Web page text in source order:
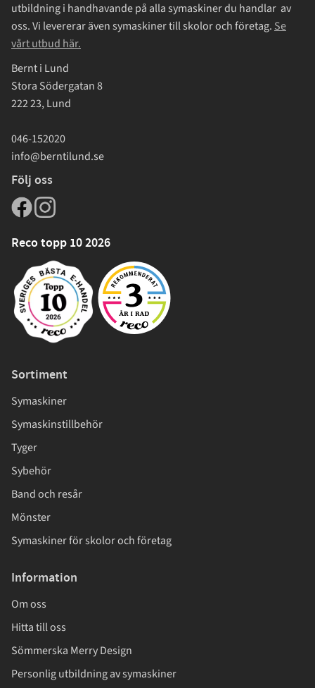
utbildning i handhavande på alla symaskiner du handlar av
oss. Vi levererar även symaskiner till skolor och företag. Se
vårt utbud här.
Bernt i Lund
Stora Södergatan 8
222 23, Lund
046-152020
info@berntilund.se
Följ oss
Reco topp 10 2026
Sortiment
Symaskiner
Symaskinstillbehör
Tyger
Sybehör
Band och resår
Mönster
Symaskiner för skolor och företag
Information
Om oss
Hitta till oss
Sömmerska Merry Design
Personlig utbildning av symaskiner